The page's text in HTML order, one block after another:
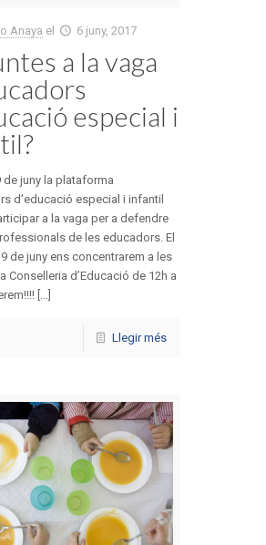
Anaya el 6 juny, 2017
a la vaga
especial i
de juny la plataforma
d’educació especial i infantil
a la vaga per a defendre
de les educadors. El
de juny ens concentrarem a les
Conselleria d’Educació de 12h a
[...]
Llegir més